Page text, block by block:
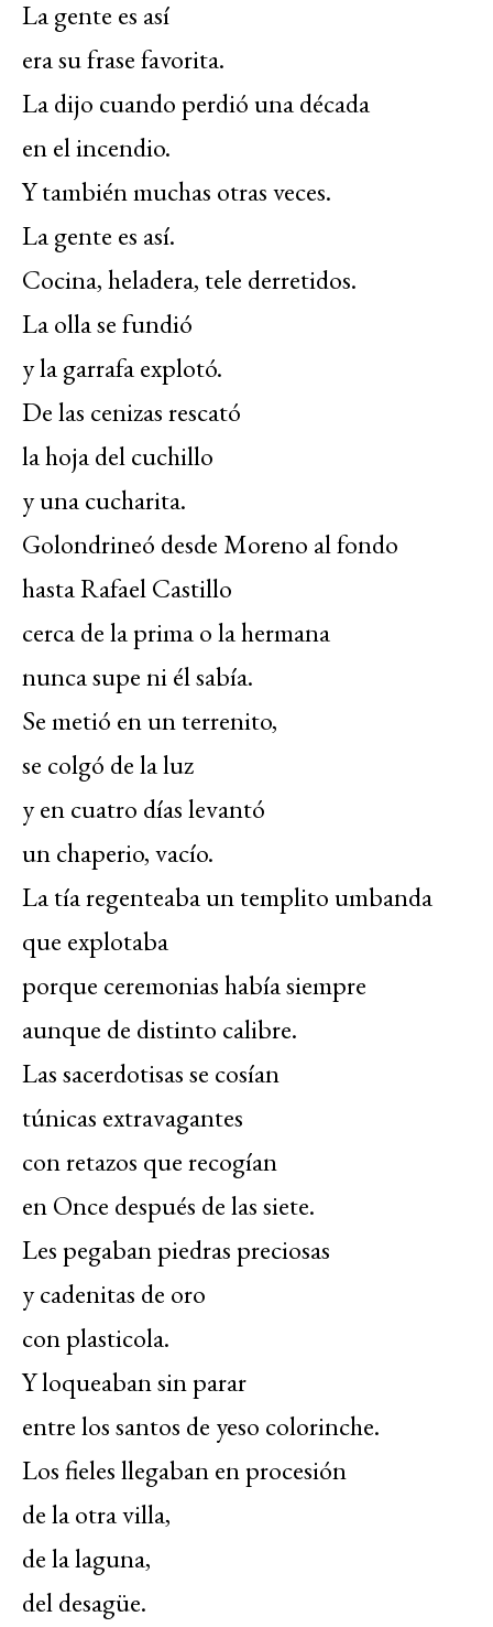
La gente es así
era su frase favorita.
La dijo cuando perdió una década
en el incendio.
Y también muchas otras veces.
La gente es así.
Cocina, heladera, tele derretidos.
La olla se fundió
y la garrafa explotó.
De las cenizas rescató
la hoja del cuchillo
y una cucharita.
Golondrineó desde Moreno al fondo
hasta Rafael Castillo
cerca de la prima o la hermana
nunca supe ni él sabía.
Se metió en un terrenito,
se colgó de la luz
y en cuatro días levantó
un chaperio, vacío.
La tía regenteaba un templito umbanda
que explotaba
porque ceremonias había siempre
aunque de distinto calibre.
Las sacerdotisas se cosían
túnicas extravagantes
con retazos que recogían
en Once después de las siete.
Les pegaban piedras preciosas
y cadenitas de oro
con plasticola.
Y loqueaban sin parar
entre los santos de yeso colorinche.
Los fieles llegaban en procesión
de la otra villa,
de la laguna,
del desagüe.